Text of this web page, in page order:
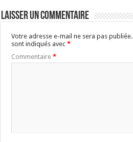
Laisser un commentaire
Votre adresse e-mail ne sera pas publiée.
sont indiqués avec*
Commentaire*